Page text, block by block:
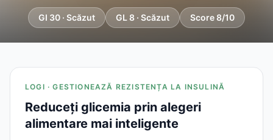
GI 30 · Scăzut GL 8 · Scăzut Score 8/10
LOGI · GESTIONEAZĂ REZISTENȚA LA INSULINĂ
Reduceți glicemia prin alegeri
alimentare mai inteligente